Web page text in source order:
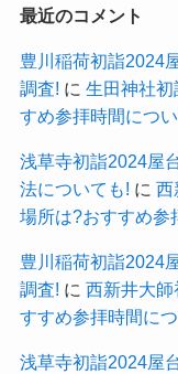
最近のコメント
豊川稲荷初詣2024
調査! に 生田神社
すめ参拝時間につ
浅草寺初詣2024屋
法についても! に 西
場所は?おすすめ
豊川稲荷初詣2024
調査! に 西新井大
すすめ参拝時間に
浅草寺初詣2024屋